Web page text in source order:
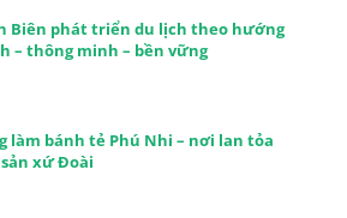
Biên phát triển du lịch theo hướng
– thông minh – bền vững
làm bánh tẻ Phú Nhi – nơi lan tỏa
xứ Đoài